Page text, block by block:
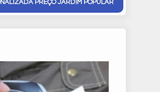
PREÇO JARDIM POPULAR